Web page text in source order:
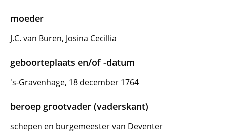
moeder
J.C. van Buren, Josina Cecillia
geboorteplaats en/of -datum
's-Gravenhage, 18 december 1764
beroep grootvader (vaderskant)
schepen en burgemeester van Deventer